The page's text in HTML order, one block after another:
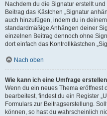
Nachdem du die Signatur erstellt
Beitrag das Kästchen „Signatur
auch hinzufügen, indem du in
standardmäßige Anhängen deiner
einzelnen Beitrag dennoch ohne
dort einfach das Kontrollkästchen
Nach oben
Wie kann ich eine Umfrage
Wenn du ein neues Thema eröffnest
bearbeitest, findest du ein Register
Formulars zur Beitragserstellung.
können, so hast du wahrscheinlich